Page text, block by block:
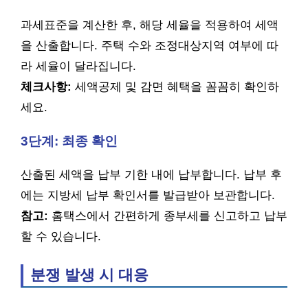
과세표준을 계산한 후, 해당 세율을 적용하여 세액
을 산출합니다. 주택 수와 조정대상지역 여부에 따
라 세율이 달라집니다.
체크사항: 세액공제 및 감면 혜택을 꼼꼼히 확인하
세요.
3단계: 최종 확인
산출된 세액을 납부 기한 내에 납부합니다. 납부 후
에는 지방세 납부 확인서를 발급받아 보관합니다.
참고: 홈택스에서 간편하게 종부세를 신고하고 납부
할 수 있습니다.
분쟁 발생 시 대응